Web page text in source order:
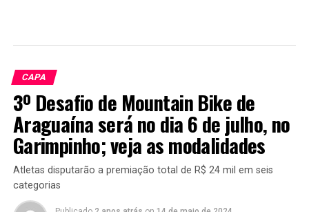
CAPA
3º Desafio de Mountain Bike de
Araguaína será no dia 6 de julho, no
Garimpinho; veja as modalidades
Atletas disputarão a premiação total de R$ 24 mil em seis
categorias